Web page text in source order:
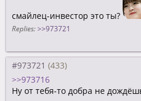
смайлец-инвестор это ты?
Replies: >>973721
#973721
>>973716
Ну от тебя-то добра не